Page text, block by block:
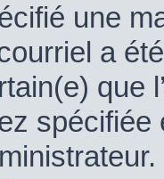
une
a
que
spécifiée